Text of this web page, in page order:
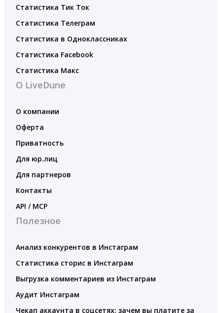
Статистика Тик Ток
Статистика Телеграм
Статистика в Одноклассниках
Статистика Facebook
Статистика Макс
О LiveDune
О компании
Оферта
Приватность
Для юр.лиц
Для партнеров
Контакты
API / MCP
Полезное
Анализ конкурентов в Инстаграм
Статистика сторис в Инстаграм
Выгрузка комментариев из Инстаграм
Аудит Инстаграм
Чекап аккаунта в соцсетях: зачем вы платите за